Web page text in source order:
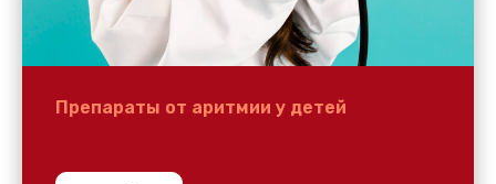
Препараты от аритмии у детей